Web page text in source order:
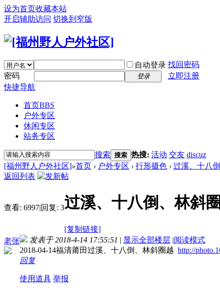
设为首页收藏本站
开启辅助访问 切换到窄版
自动登录 找回密码
密码
登录
立即注册
快捷导航
首页BBS
户外专区
休闲专区
站务专区
搜索 搜索 热搜: 活动 交友 discuz
[福州野人户外社区]»首页 › 户外专区 › 行形摄色 › 过溪、十八
返回列表
查看: 6997|回复: 3过溪、十八倒、林斜
[复制链接]
老张
发表于 2018-4-14 17:55:51 | 显示全部楼层 |阅读模式
2018-04-14福清莆田过溪、十八倒、林斜圈越 http://
回复
使用道具 举报